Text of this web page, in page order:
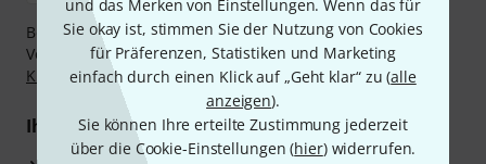
und das Merken von Einstellungen. Wenn das für
Sie okay ist, stimmen Sie der Nutzung von Cookies
für Präferenzen, Statistiken und Marketing
einfach durch einen Klick auf „Geht klar“ zu (alle
anzeigen).
Sie können Ihre erteilte Zustimmung jederzeit
über die Cookie-Einstellungen (hier) widerrufen.
Bezahlen Sie vertraulich und sicher per Nachnahme,
Vorkasse, PayPal, Amazon Pay,Klarna Sofort bezahlen
Klarna Ratenzahlungoder Kreditkarte.
Ihre Vorteile